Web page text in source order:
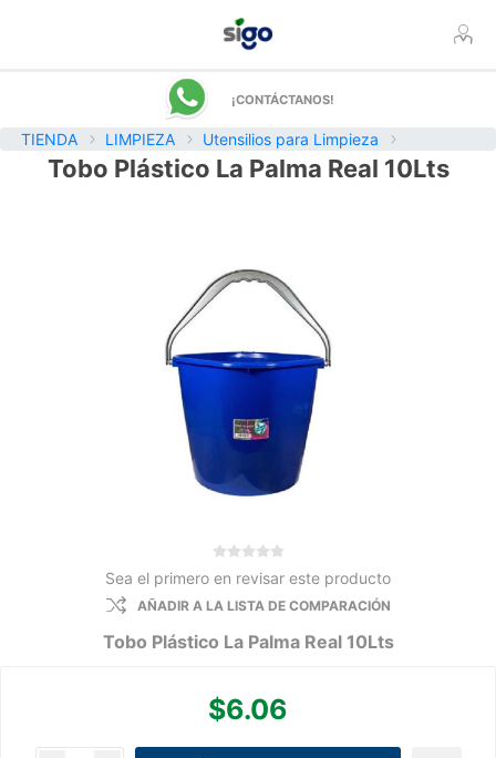
¡CONTÁCTANOS!
TIENDA LIMPIEZA Utensilios para Limpieza
Tobo Plástico La Palma Real 10Lts
Sea el primero en revisar este producto
AÑADIR A LA LISTA DE COMPARACIÓN
Tobo Plástico La Palma Real 10Lts
$6.06